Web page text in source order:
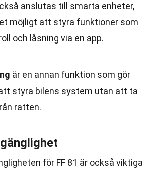
anslutas till smarta enheter,
möjligt att styra funktioner som
och låsning via en app.
är en annan funktion som gör
styra bilens system utan att ta
ratten.
för FF 81 är också viktiga